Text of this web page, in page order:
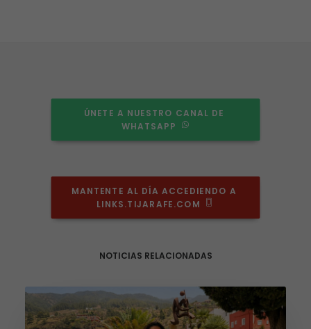
ÚNETE A NUESTRO CANAL DE
WHATSAPP
MANTENTE AL DÍA ACCEDIENDO A
LINKS.TIJARAFE.COM
NOTICIAS RELACIONADAS